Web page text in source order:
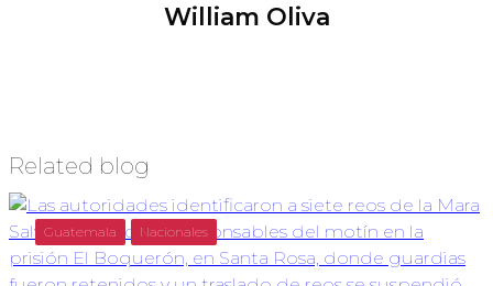
William Oliva
Related blog
Guatemala Nacionales